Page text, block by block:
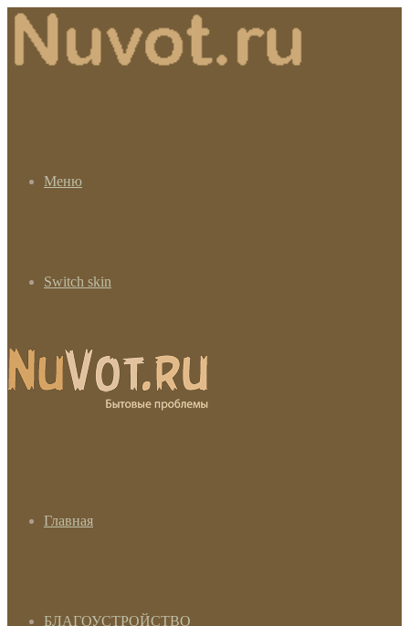
Меню
Switch skin
Главная
БЛАГОУСТРОЙСТВО